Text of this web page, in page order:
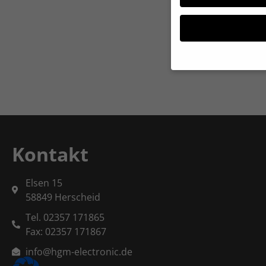
Kontakt
Elsen 15
58849 Herscheid
Tel. 02357 171865
Fax: 02357 171867
info@hgm-electronic.de
Ihre
Wir verwenden
Kategorien geben